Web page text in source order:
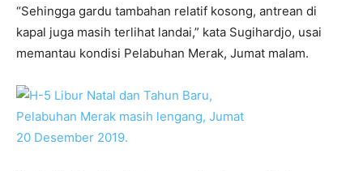
“Sehingga gardu tambahan relatif kosong, antrean di
kapal juga masih terlihat landai,” kata Sugihardjo, usai
memantau kondisi Pelabuhan Merak, Jumat malam.